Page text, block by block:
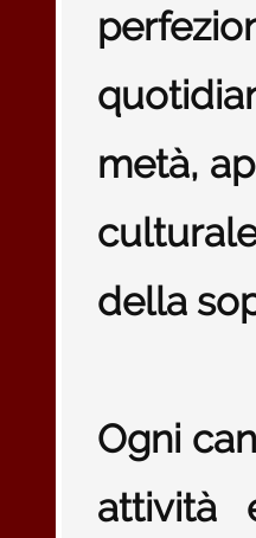
metà,
della
Ogni
attività